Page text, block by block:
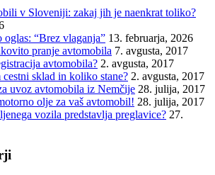
v Sloveniji: zakaj jih je naenkrat toliko?
oglas: “Brez vlaganja” 13. februarja, 2026
pranje avtomobila 7. avgusta, 2017
avtomobila? 2. avgusta, 2017
sklad in koliko stane? 2. avgusta, 2017
uvoz avtomobila iz Nemčije 28. julija, 2017
olje za vaš avtomobil! 28. julija, 2017
vozila predstavlja preglavice? 27.